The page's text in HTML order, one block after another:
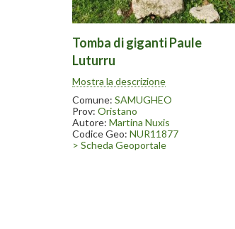
Tomba di giganti Paule
Luturru
sono state ritrovate numerose statue
menhir conservate in parte presso il
museo dell’arte tessile in Samugheo.
Mostra la descrizione
Comune: SAMUGHEO
Prov: Oristano
Autore: Martina Nuxis
Codice Geo: NUR11877
> Scheda Geoportale